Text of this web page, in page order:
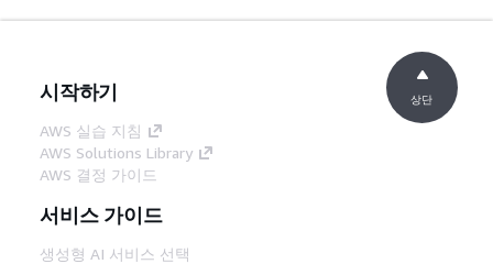
시작하기
AWS 실습 지침
AWS Solutions Library
AWS 결정 가이드
서비스 가이드
생성형 AI 서비스 선택
상단